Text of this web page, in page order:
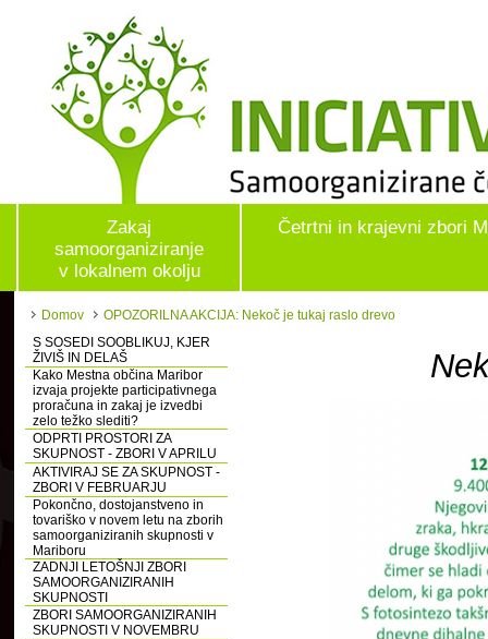
Zakaj
samoorganiziranje
v lokalnem okolju
Četrtni in krajevni zbori
Domov
OPOZORILNA AKCIJA: Nekoč je tukaj raslo drevo
S SOSEDI SOOBLIKUJ, KJER
ŽIVIŠ IN DELAŠ
Kako Mestna občina Maribor
izvaja projekte participativnega
proračuna in zakaj je izvedbi
zelo težko slediti?
ODPRTI PROSTORI ZA
SKUPNOST - ZBORI V APRILU
AKTIVIRAJ SE ZA SKUPNOST -
ZBORI V FEBRUARJU
Pokončno, dostojanstveno in
tovariško v novem letu na zborih
samoorganiziranih skupnosti v
Mariboru
ZADNJI LETOŠNJI ZBORI
SAMOORGANIZIRANIH
SKUPNOSTI
ZBORI SAMOORGANIZIRANIH
SKUPNOSTI V NOVEMBRU